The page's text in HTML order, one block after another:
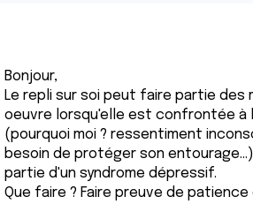
Bonjour,
Le repli sur soi peut faire partie des
oeuvre lorsqu'elle est confrontée à
(pourquoi moi ? ressentiment
besoin de protéger son
partie d'un syndrome dépressif.
Que faire ? Faire preuve de